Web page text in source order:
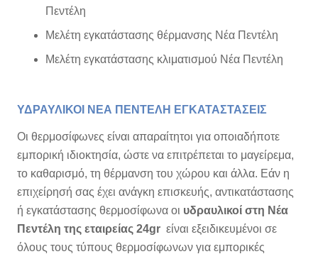
Πεντέλη
Μελέτη εγκατάστασης θέρμανσης Νέα Πεντέλη
Μελέτη εγκατάστασης κλιματισμού Νέα Πεντέλη
ΥΔΡΑΥΛΙΚΟΙ ΝΕΑ ΠΕΝΤΕΛΗ ΕΓΚΑΤΑΣΤΑΣΕΙΣ
Οι θερμοσίφωνες είναι απαραίτητοι για οποιαδήποτε
εμπορική ιδιοκτησία, ώστε να επιτρέπεται το μαγείρεμα,
το καθαρισμό, τη θέρμανση του χώρου και άλλα. Εάν η
επιχείρησή σας έχει ανάγκη επισκευής, αντικατάστασης
ή εγκατάστασης θερμοσίφωνα οι υδραυλικοί στη Νέα
Πεντέλη της εταιρείας 24gr είναι εξειδικευμένοι σε
όλους τους τύπους θερμοσίφωνων για εμπορικές